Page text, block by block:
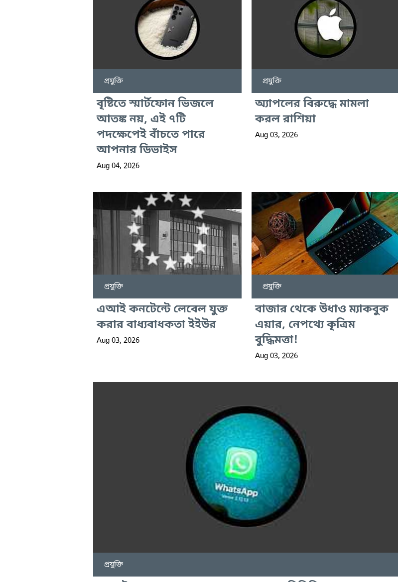
প্রযুক্তি
বৃষ্টিতে স্মার্টফোন ভিজলে
আতঙ্ক নয়, এই ৭টি
পদক্ষেপেই বাঁচতে পারে
আপনার ডিভাইস
Aug 04, 2026
প্রযুক্তি
অ্যাপলের বিরুদ্ধে মামলা
করল রাশিয়া
Aug 03, 2026
প্রযুক্তি
এআই কনটেন্টে লেবেল যুক্ত
করার বাধ্যবাধকতা ইইউর
Aug 03, 2026
প্রযুক্তি
বাজার থেকে উধাও ম্যাকবুক
এয়ার, নেপথ্যে কৃত্রিম
বুদ্ধিমত্তা!
Aug 03, 2026
প্রযুক্তি